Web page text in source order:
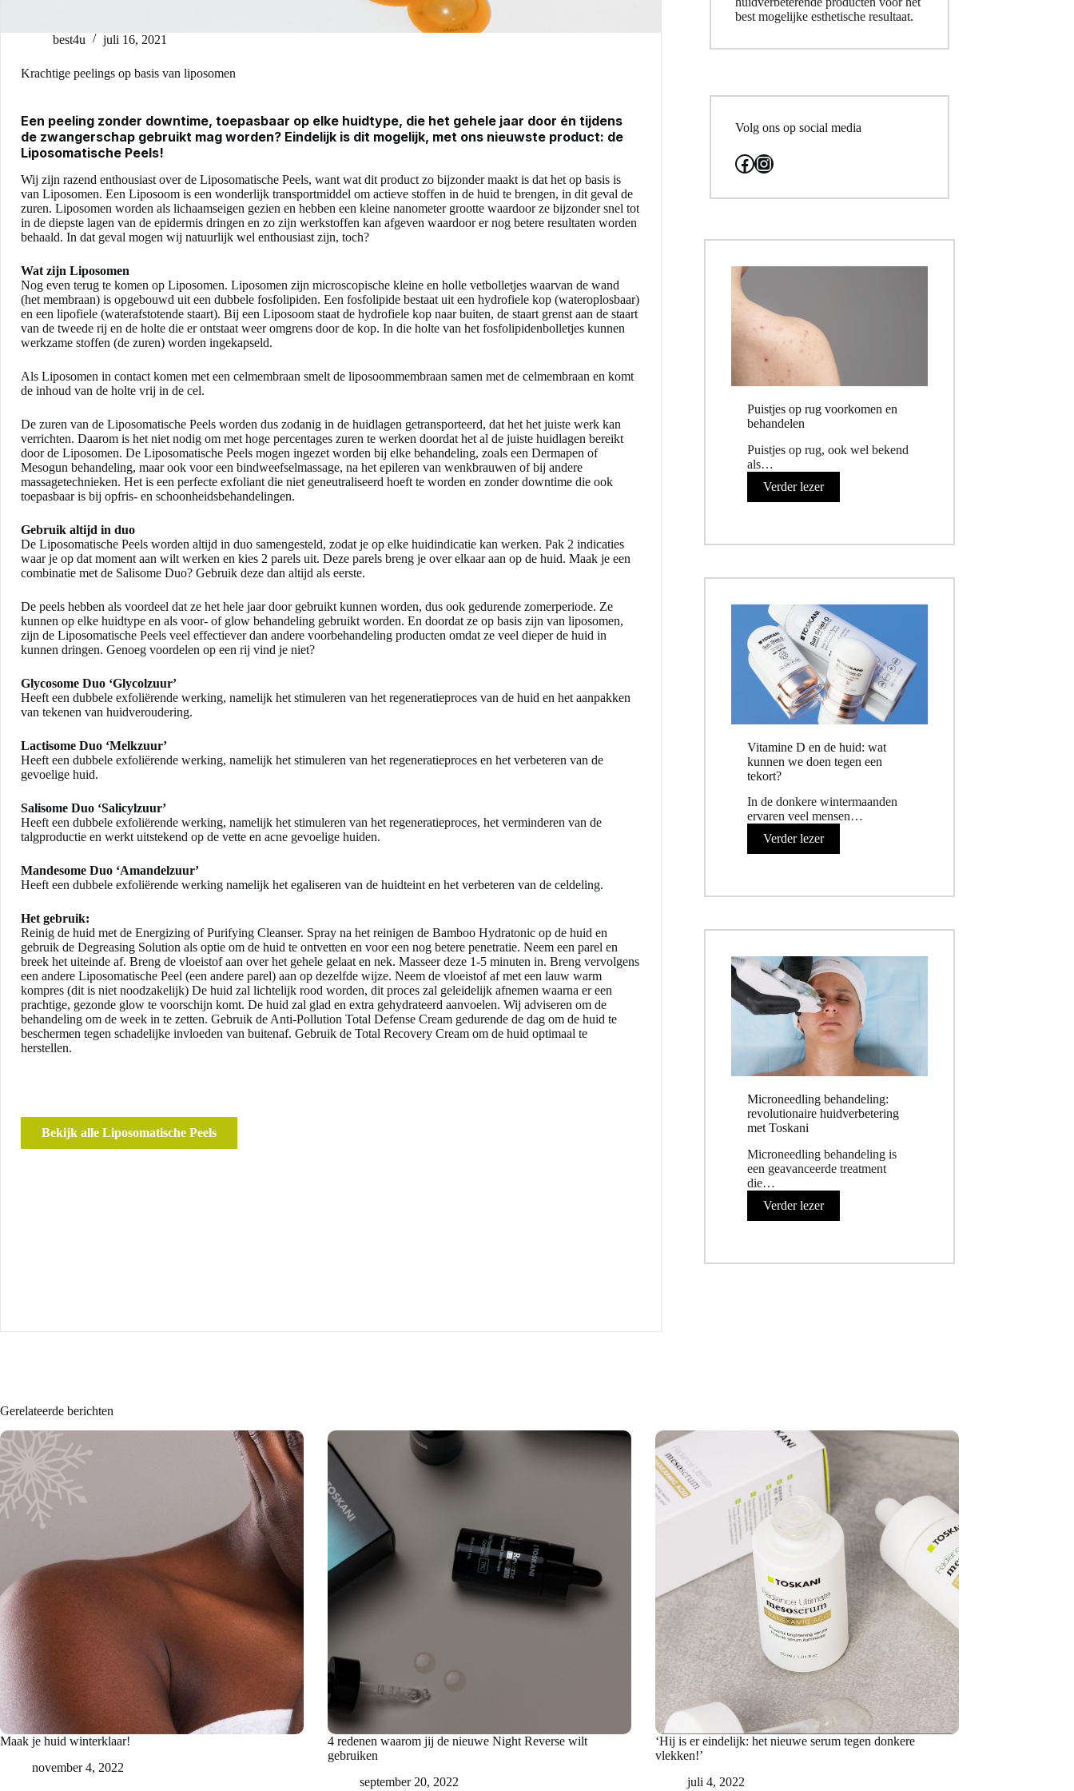
best4u juli 16, 2021
Krachtige peelings op basis van liposomen
Een peeling zonder downtime, toepasbaar op elke huidtype, die het gehele jaar door én tijdens
de zwangerschap gebruikt mag worden? Eindelijk is dit mogelijk, met ons nieuwste product: de
Liposomatische Peels!
Wij zijn razend enthousiast over de Liposomatische Peels, want wat dit product zo bijzonder maakt is dat het op basis is
van Liposomen. Een Liposoom is een wonderlijk transportmiddel om actieve stoffen in de huid te brengen, in dit geval de
zuren. Liposomen worden als lichaamseigen gezien en hebben een kleine nanometer grootte waardoor ze bijzonder snel tot
in de diepste lagen van de epidermis dringen en zo zijn werkstoffen kan afgeven waardoor er nog betere resultaten worden
behaald. In dat geval mogen wij natuurlijk wel enthousiast zijn, toch?
Wat zijn Liposomen
Nog even terug te komen op Liposomen. Liposomen zijn microscopische kleine en holle vetbolletjes waarvan de wand
(het membraan) is opgebouwd uit een dubbele fosfolipiden. Een fosfolipide bestaat uit een hydrofiele kop (wateroplosbaar)
en een lipofiele (waterafstotende staart). Bij een Liposoom staat de hydrofiele kop naar buiten, de staart grenst aan de staart
van de tweede rij en de holte die er ontstaat weer omgrens door de kop. In die holte van het fosfolipidenbolletjes kunnen
werkzame stoffen (de zuren) worden ingekapseld.
Als Liposomen in contact komen met een celmembraan smelt de liposoommembraan samen met de celmembraan en komt
de inhoud van de holte vrij in de cel.
De zuren van de Liposomatische Peels worden dus zodanig in de huidlagen getransporteerd, dat het het juiste werk kan
verrichten. Daarom is het niet nodig om met hoge percentages zuren te werken doordat het al de juiste huidlagen bereikt
door de Liposomen. De Liposomatische Peels mogen ingezet worden bij elke behandeling, zoals een Dermapen of
Mesogun behandeling, maar ook voor een bindweefselmassage, na het epileren van wenkbrauwen of bij andere
massagetechnieken. Het is een perfecte exfoliant die niet geneutraliseerd hoeft te worden en zonder downtime die ook
toepasbaar is bij opfris- en schoonheidsbehandelingen.
Gebruik altijd in duo
De Liposomatische Peels worden altijd in duo samengesteld, zodat je op elke huidindicatie kan werken. Pak 2 indicaties
waar je op dat moment aan wilt werken en kies 2 parels uit. Deze parels breng je over elkaar aan op de huid. Maak je een
combinatie met de Salisome Duo? Gebruik deze dan altijd als eerste.
De peels hebben als voordeel dat ze het hele jaar door gebruikt kunnen worden, dus ook gedurende zomerperiode. Ze
kunnen op elke huidtype en als voor- of glow behandeling gebruikt worden. En doordat ze op basis zijn van liposomen,
zijn de Liposomatische Peels veel effectiever dan andere voorbehandeling producten omdat ze veel dieper de huid in
kunnen dringen. Genoeg voordelen op een rij vind je niet?
Glycosome Duo‘Glycolzuur’
Heeft een dubbele exfoliërende werking, namelijk het stimuleren van het regeneratieproces van de huid en het aanpakken
van tekenen van huidveroudering.
Lactisome Duo‘Melkzuur’
Heeft een dubbele exfoliërende werking, namelijk het stimuleren van het regeneratieproces en het verbeteren van de
gevoelige huid.
Salisome Duo‘Salicylzuur’
Heeft een dubbele exfoliërende werking, namelijk het stimuleren van het regeneratieproces, het verminderen van de
talgproductie en werkt uitstekend op de vette en acne gevoelige huiden.
Mandesome Duo‘Amandelzuur’
Heeft een dubbele exfoliërende werking namelijk het egaliseren van de huidteint en het verbeteren van de celdeling.
Het gebruik:
Reinig de huid met de EnergizingofPurifyingCleanser. Spray na het reinigen de Bamboo Hydratonicop de huid en
gebruik de Degreasing Solution als optie om de huid te ontvetten en voor een nog betere penetratie. Neem een parel en
breek het uiteinde af. Breng de vloeistof aan over het gehele gelaat en nek. Masseer deze 1-5 minuten in. Breng vervolgens
een andere Liposomatische Peel (een andere parel) aan op dezelfde wijze. Neem de vloeistof af met een lauw warm
kompres (dit is niet noodzakelijk) De huid zal lichtelijk rood worden, dit proces zal geleidelijk afnemen waarna er een
prachtige, gezonde glow te voorschijn komt. De huid zal glad en extra gehydrateerd aanvoelen. Wij adviseren om de
behandeling om de week in te zetten. Gebruik de Anti-Pollution Total Defense Creamgedurende de dag om de huid te
beschermen tegen schadelijke invloeden van buitenaf. Gebruik de Total Recovery Cream om de huid optimaal te
herstellen.
Bekijk alle Liposomatische Peels
best mogelijke esthetische resultaat.
Volg ons op social media
Facebook
Instagram
Puistjes op rug voorkomen en
behandelen
Puistjes op rug, ook wel bekend
als…
Verder lezer
Vitamine D en de huid: wat
kunnen we doen tegen een
tekort?
In de donkere wintermaanden
ervaren veel mensen…
Verder lezer
Microneedling behandeling:
revolutionaire huidverbetering
met Toskani
Microneedling behandeling is
een geavanceerde treatment
die…
Verder lezer
Gerelateerde berichten
Maak je huid winterklaar!
november 4, 2022
4 redenen waarom jij de nieuwe Night Reverse wilt
gebruiken
september 20, 2022
‘Hij is er eindelijk: het nieuwe serum tegen donkere
vlekken!’
juli 4, 2022